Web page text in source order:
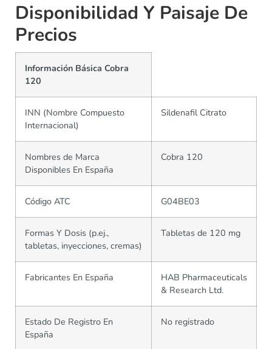
Disponibilidad Y Paisaje De
Precios
Información Básica Cobra
120
INN (Nombre Compuesto
Internacional)
Sildenafil Citrato
Nombres de Marca
Disponibles En España
Cobra 120
Código ATC G04BE03
Formas Y Dosis (p.ej.,
tabletas, inyecciones, cremas)
Tabletas de 120 mg
Fabricantes En España
HAB Pharmaceuticals
& Research Ltd.
Estado De Registro En
España
No registrado